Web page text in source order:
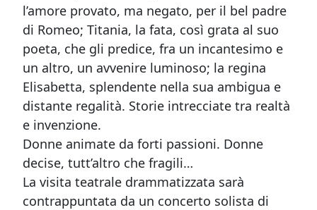
l’amore provato, ma negato, per il bel padre
di Romeo; Titania, la fata, così grata al suo
poeta, che gli predice, fra un incantesimo e
un altro, un avvenire luminoso; la regina
Elisabetta, splendente nella sua ambigua e
distante regalità. Storie intrecciate tra realtà
e invenzione.
Donne animate da forti passioni. Donne
decise, tutt’altro che fragili…
La visita teatrale drammatizzata sarà
contrappuntata da un concerto solista di